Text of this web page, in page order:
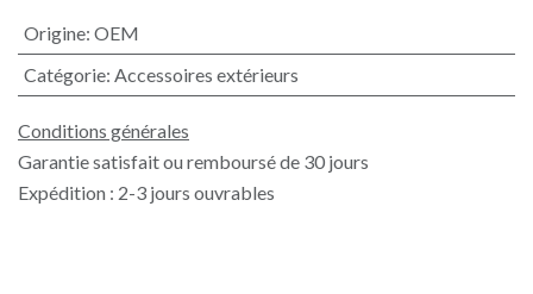
Origine: OEM
Catégorie: Accessoires extérieurs
Conditions générales
Garantie satisfait ou remboursé de 30 jours
Expédition : 2-3 jours ouvrables